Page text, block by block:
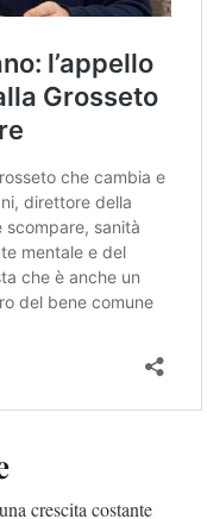
crescita costante